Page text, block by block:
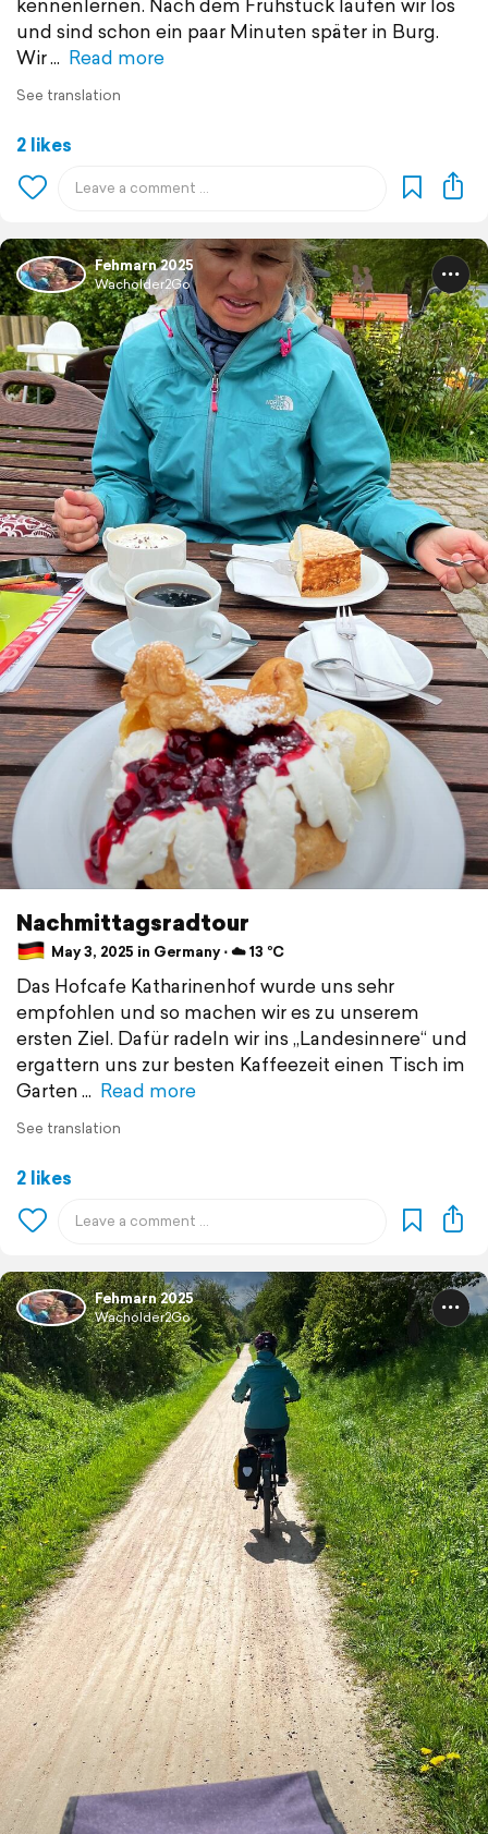
und sind schon ein paar Minuten später in Burg.
Wir
Read more
See translation
2 likes
Fehmarn 2025
Wacholder2Go
Nachmittagsradtour
May 3, 2025 in Germany ⋅ ☁️ 13 °C
Das Hofcafe Katharinenhof wurde uns sehr
empfohlen und so machen wir es zu unserem
ersten Ziel. Dafür radeln wir ins „Landesinnere“ und
ergattern uns zur besten Kaffeezeit einen Tisch im
Garten
Read more
See translation
2 likes
Fehmarn 2025
Wacholder2Go